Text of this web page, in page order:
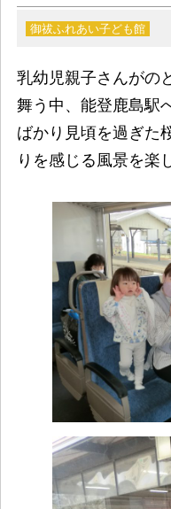
御祓ふれあい子ども館
乳幼児親子さんがの
舞う中、能登鹿島駅
ばかり見頃を過ぎた
りを感じる風景を楽